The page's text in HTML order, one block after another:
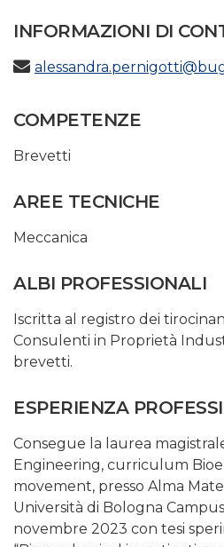
INFORMAZIONI DI
COMPETENZE
Brevetti
AREE TECNICHE
Meccanica
ALBI PROFESSIONALI
Iscritta al registro dei
Consulenti in Proprietà
brevetti.
ESPERIENZA
Consegue la laurea
Engineering, curriculum
movement, presso Alma
Università di Bologna
novembre 2023 con tesi